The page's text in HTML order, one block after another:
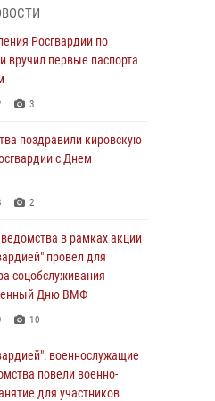
Управления
охраны принял участие во
семинаре по
этого подразделения
8 1
задержали
краже инструмента
задержали
знаки и грамоты
7 1
Росгвардии по
вручил первые паспорта
3
поздравили кировскую
с Днем
2
в рамках акции
провел для
соцобслуживания
Дню ВМФ
10
военнослужащие
повели военно-
для участников